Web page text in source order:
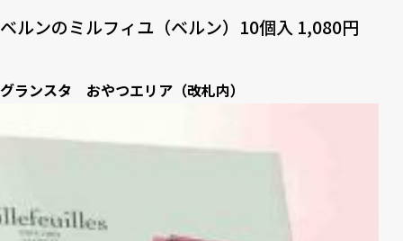
う）12枚入 1,080円
7-1 ここで買える！グランスタマップ
8
キャラメルウィッチ（テラ・コンフェクト）11個入り1,080円
10
東京ばな奈チーズケーキ（グレープストーン）8個入 1,080円
ベルンのミルフィユ（ベルン）10個入 1,080円
グランスタ おやつエリア（改札内）